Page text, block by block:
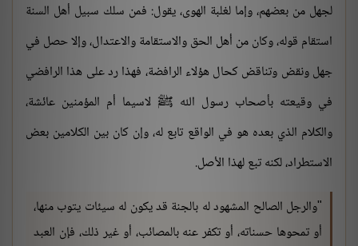
لجهل من بعضهم، وإما لغلبة الهوى، يقول: فمن سلك سبيل أهل السنة
استقام قوله، وكان من أهل الحق والاستقامة والاعتدال، وإلا حصل في
جهل ونقض وتناقض كحال هؤلاء الرافضة، فهذا رد على هذا الرافضي
في وقيعته بأصحاب رسول الله ﷺ لاسيما أم المؤمنين عائشة،
والكلام الذي بعده هو في الواقع تابع له، وإن كان بين الكلامين بعض
الاستطراد، لكنه تبع لهذا الأصل.
"والرجل الصالح المشهود له بالجنة قد يكون له سيئات يتوب منها،
أو تمحوها حسناته، أو تكفر عنه بالمصائب، أو غير ذلك، فإن العبد